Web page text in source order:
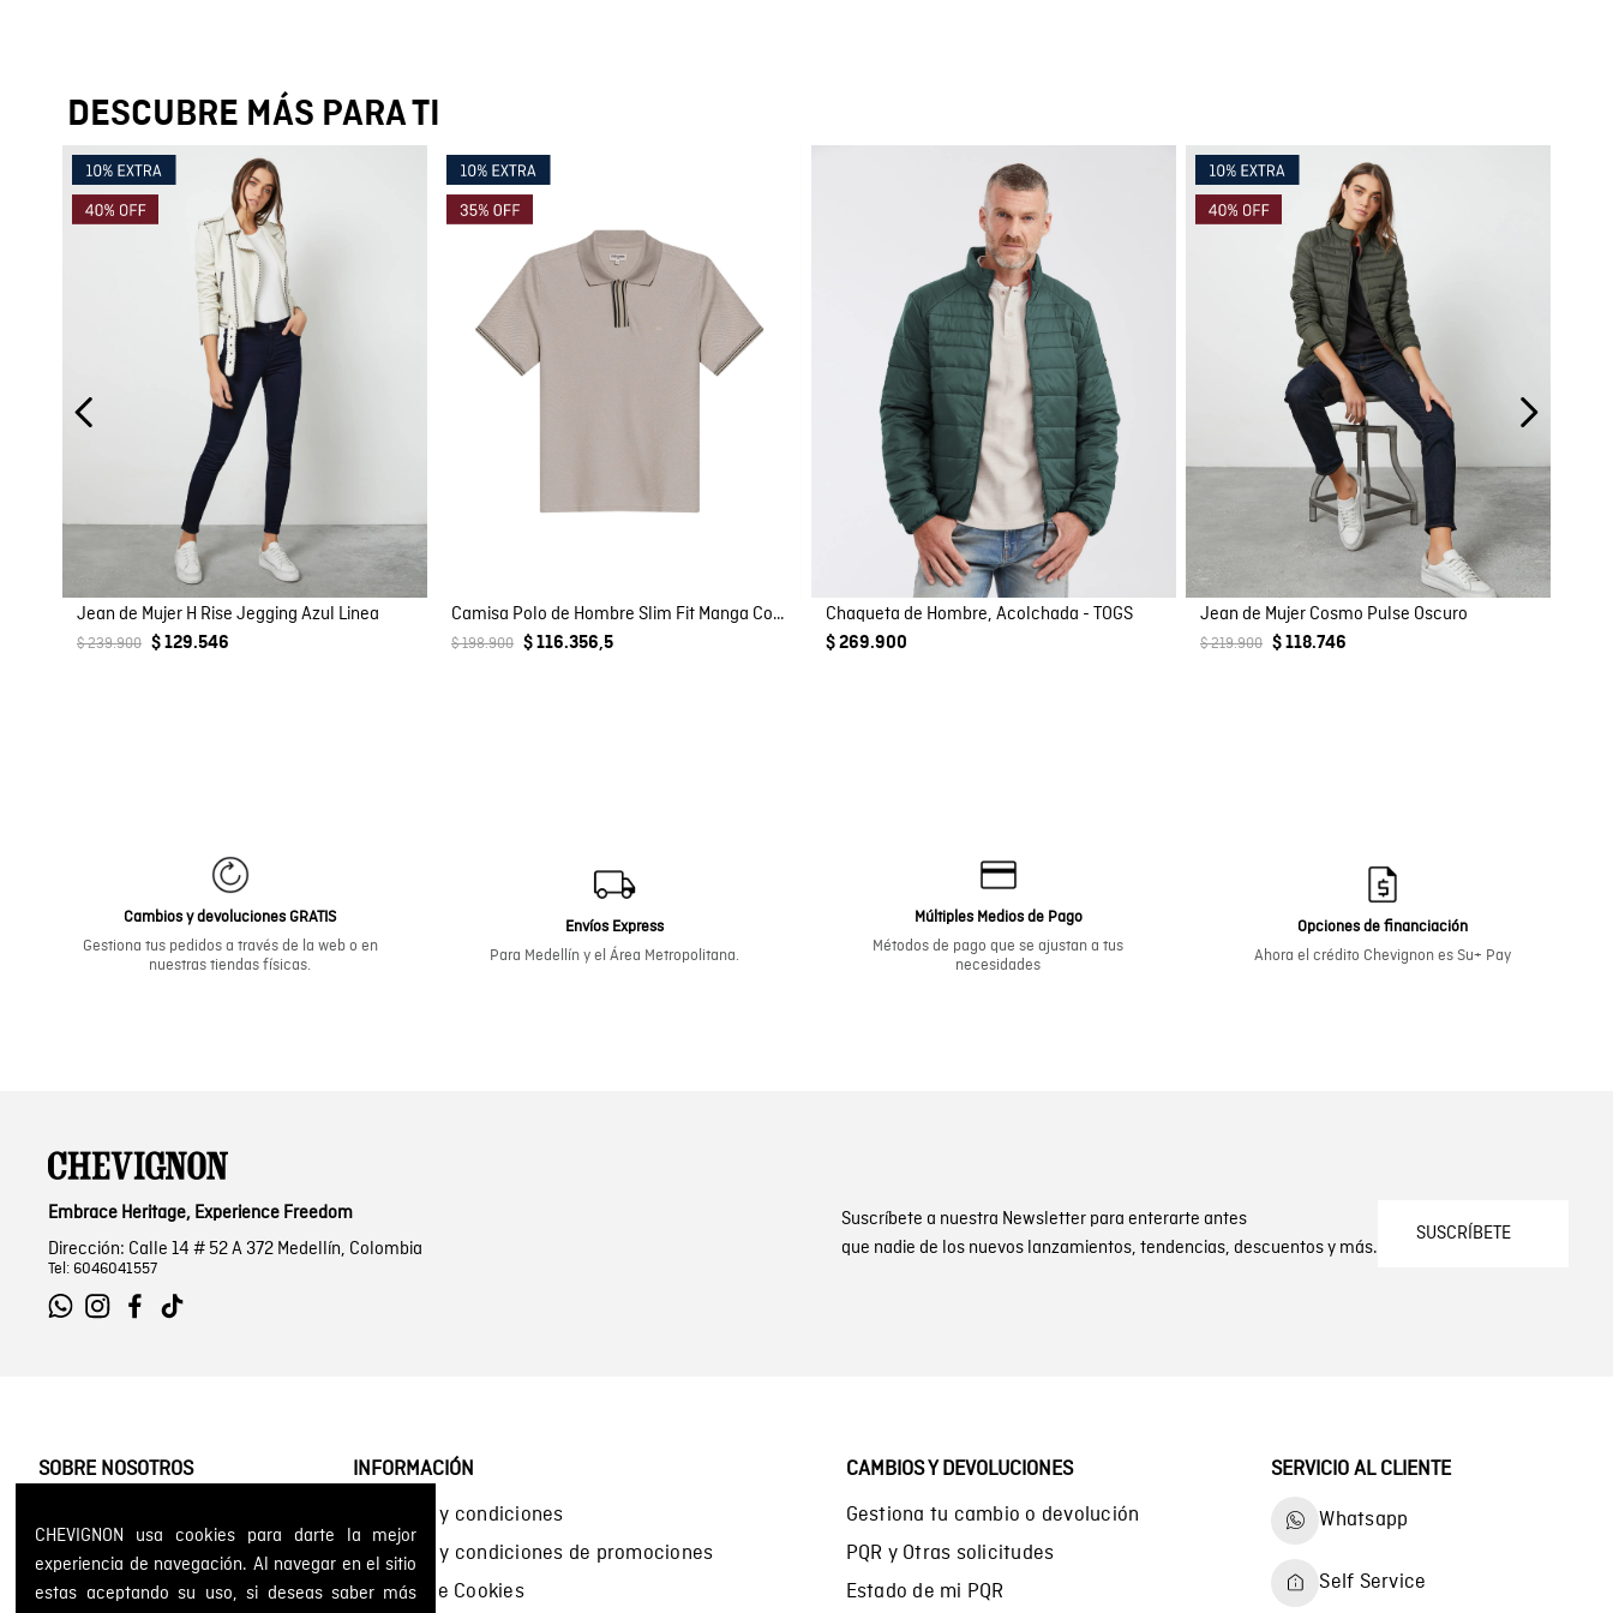
CHEVIGNON usa cookies para darte la mejor
experiencia de navegación. Al navegar en el sitio
estas aceptando su uso, si deseas saber más
DESCUBRE MÁS PARA TI
Jean de Mujer H Rise Jegging Azul Linea
$ 239.900 $ 129.546
Camisa Polo de Hombre Slim Fit Manga Corta Perilla Tejida Escondida en Mezcla de Algodón y Viscosa
$ 198.900 $ 116.356,5
Chaqueta de Hombre, Acolchada - TOGS
$ 269.900
Jean de Mujer Cosmo Pulse Oscuro
$ 219.900 $ 118.746
Cambios y devoluciones GRATIS
Gestiona tus pedidos a través de la web o en
nuestras tiendas físicas.
Envíos Express
Para Medellín y el Área Metropolitana.
Múltiples Medios de Pago
Métodos de pago que se ajustan a tus
necesidades
Opciones de financiación
Ahora el crédito Chevignon es Su+ Pay
Suscríbete a nuestra Newsletter para enterarte antes
que nadie de los nuevos lanzamientos, tendencias, descuentos y más.
SUSCRÍBETE
Embrace Heritage, Experience Freedom
Dirección: Calle 14 # 52 A 372 Medellín, Colombia
Tel: 6046041557
SOBRE NOSOTROS
Historia de la marca
Mapa del sitio
INFORMACIÓN
Términos y condiciones
Términos y condiciones de promociones
Política de Cookies
CAMBIOS Y DEVOLUCIONES
Gestiona tu cambio o devolución
PQR y Otras solicitudes
Estado de mi PQR
SERVICIO AL CLIENTE
Whatsapp
Self Service